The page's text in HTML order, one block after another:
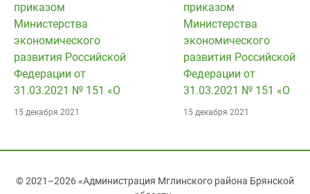
приказом
Министерства
экономического
развития Российской
Федерации от
31.03.2021 № 151 «О
15 декабря 2021
приказом
Министерства
экономического
развития Российской
Федерации от
31.03.2021 № 151 «О
15 декабря 2021
© 2021–2026 «Администрация Мглинского района Брянской